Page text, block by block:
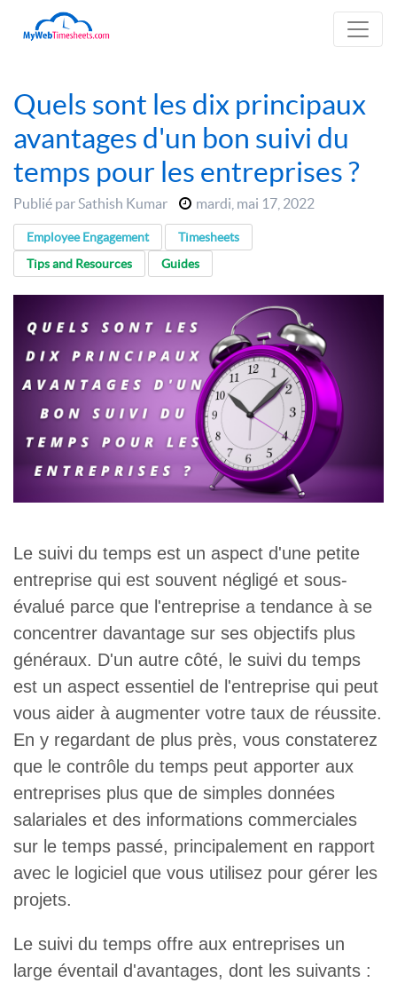
Quels sont les dix principaux
avantages d'un bon suivi du
temps pour les entreprises ?
Publié par Sathish Kumar mardi mai 17, 2022
Employee Engagement
Timesheets
Tips and Resources
Guides
Le suivi du temps est un aspect d'une petite
entreprise qui est souvent négligé et sous-
évalué parce que l'entreprise a tendance à se
concentrer davantage sur ses objectifs plus
généraux. D'un autre côté, le suivi du temps
est un aspect essentiel de l'entreprise qui peut
vous aider à augmenter votre taux de réussite.
En y regardant de plus près, vous constaterez
que le contrôle du temps peut apporter aux
entreprises plus que de simples données
salariales et des informations commerciales
sur le temps passé, principalement en rapport
avec le logiciel que vous utilisez pour gérer les
projets.
Le suivi du temps offre aux entreprises un
large éventail d'avantages, dont les suivants :